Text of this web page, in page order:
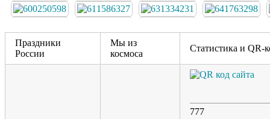
Праздники
России
Мы из
космоса
Статистика и QR-
777